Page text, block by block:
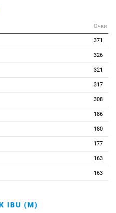
0
0
0
0
0
0
0
0
0
0
0
Очки
371
326
321
317
308
186
180
177
163
163
IBU (М)